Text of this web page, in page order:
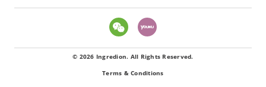
© 2026 Ingredion. All Rights Reserved.
Terms & Conditions